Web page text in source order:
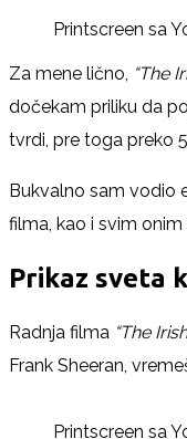
Printscreen sa
Za mene lično, “The
dočekam priliku da
tvrdi, pre toga preko
Bukvalno sam vodio
filma, kao i svim
Prikaz sveta
Radnja filma “The
Frank Sheeran,
Printscreen sa